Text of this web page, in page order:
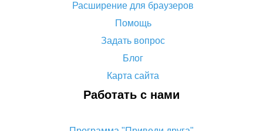
и что дает
Кэшбэк с Алиэкспресс: отзывы покупателей
5 способов получить самый большой кэшбэк
способы возврата денег
Расширение для браузеров
Помощь
Задать вопрос
Блог
Карта сайта
Работать с нами